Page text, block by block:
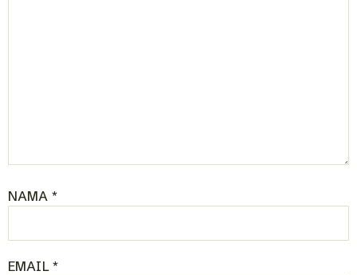
NAMA *
EMAIL *